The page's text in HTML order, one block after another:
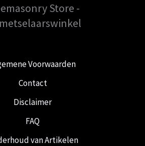
Store -
Voorwaarden
Contact
Disclaimer
FAQ
van Artikelen